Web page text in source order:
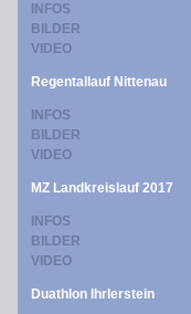
INFOS
BILDER
VIDEO
Regentallauf Nittenau
INFOS
BILDER
VIDEO
MZ Landkreislauf 2017
INFOS
BILDER
VIDEO
Duathlon Ihrlerstein